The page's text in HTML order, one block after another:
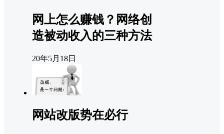
网上怎么赚钱？网络创
造被动收入的三种方法
20年5月18日
网站改版势在必行